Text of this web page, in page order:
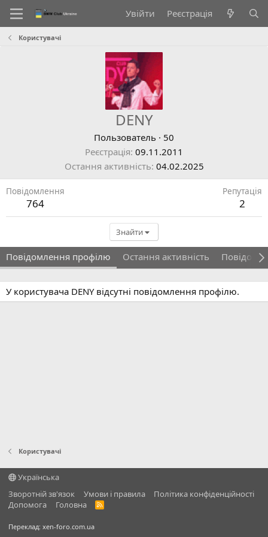
Увійти Реєстрація
Користувачі
DENY
Пользователь · 50
Реєстрація 09.11.2011
Остання активність 04.02.2025
Повідомлення
764
Репутація
2
Знайти
Повідомлення профілю Остання активність
У користувача DENY відсутні повідомлення профілю.
Користувачі
Українська
Зворотній зв'язок
Умови і правила
Політика конфіденційності
Дoпoмoга
Головна
R
Переклад: xen-foro.com.ua